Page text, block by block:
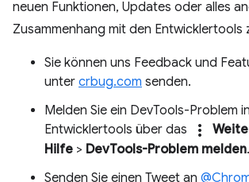
neuen Funktionen, Updates oder alles
Zusammenhang mit den Entwicklertools
Sie können uns Feedback und
unter crbug.com senden.
Melden Sie ein DevTools-Problem
Entwicklertools über das
more_vert
Hilfe > DevTools-Problem melden.
Senden Sie einen Tweet an